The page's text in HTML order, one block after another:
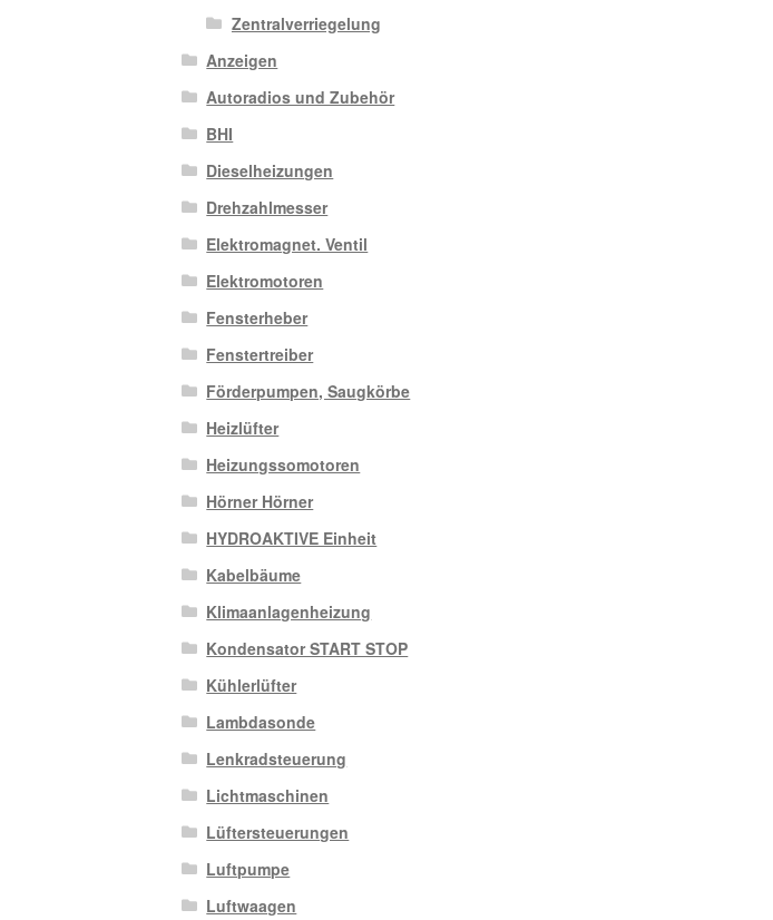
Zentralverriegelung
Anzeigen
Autoradios und Zubehör
BHI
Dieselheizungen
Drehzahlmesser
Elektromagnet. Ventil
Elektromotoren
Fensterheber
Fenstertreiber
Förderpumpen, Saugkörbe
Heizlüfter
Heizungssomotoren
Hörner Hörner
HYDROAKTIVE Einheit
Kabelbäume
Klimaanlagenheizung
Kondensator START STOP
Kühlerlüfter
Lambdasonde
Lenkradsteuerung
Lichtmaschinen
Lüftersteuerungen
Luftpumpe
Luftwaagen